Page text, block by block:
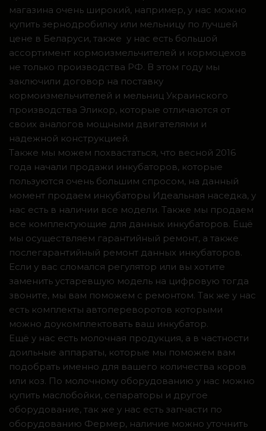
магазина очень широкий, например, у нас можно
купить зернодробилку или мельницу по лучшей
цене в Беларуси, также у нас есть большой
ассортимент кормоизмельчителей и кормоцехов
не только производства РФ. В этом году мы
заключили договор на поставку
кормоизмельчителей и мельниц Украинского
производства Эликор, которые отличаются от
своих аналогов мощными двигателями и
надежной конструкцией.
Также мы можем похвастаться, что весной 2016
года начали продажи инкубаторов, которые
пользуются очень большим спросом, на данный
момент продаем инкубаторы Идеальная наседка, у
нас есть в наличии все модели. Также мы продаем
все комплектующие для данных инкубаторов. Ещё
мы осуществляем гарантийный ремонт, а также
послегарантийный ремонт данных инкубаторов.
Если у вас сломался регулятор или вы хотите
заменить устаревшую модель на цифровую тогда
звоните, мы вам поможем с ремонтом. Так же у нас
есть комплекты автопереворотов которыми
можно доукомплектовать ваш инкубатор.
Ещё у нас есть молочная продукция, а в частности
доильные аппараты, которые мы поможем вам
подобрать именно для вашего количества коров
или коз. По молочному оборудованию у нас можно
купить маслобойки, сепараторы и другое
оборудование, так же у нас есть запчасти по
оборудованию Фермер, наличие можно уточнить